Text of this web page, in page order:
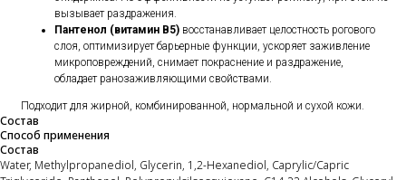
вызывает раздражения.
Пантенол (витамин B5) восстанавливает целостность рогового
слоя, оптимизирует барьерные функции, ускоряет заживление
микроповреждений, снимает покраснение и раздражение,
обладает ранозаживляющими свойствами.
Подходит для жирной, комбинированной, нормальной и сухой кожи.
Состав
Способ применения
Состав
Water, Methylpropanediol, Glycerin, 1,2-Hexanediol, Caprylic/Capric